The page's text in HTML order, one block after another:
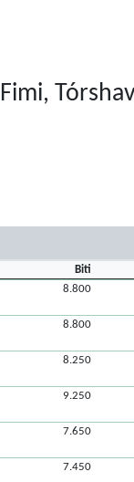
Fimi,
Biti
8.800
8.800
8.250
9.250
7.650
7.450